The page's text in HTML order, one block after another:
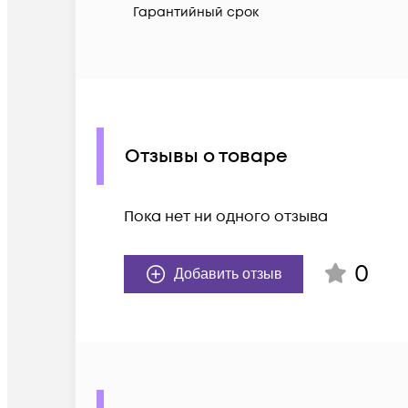
Гарантийный срок
Отзывы о товаре
Пока нет ни одного отзыва
Добавить отзыв 0